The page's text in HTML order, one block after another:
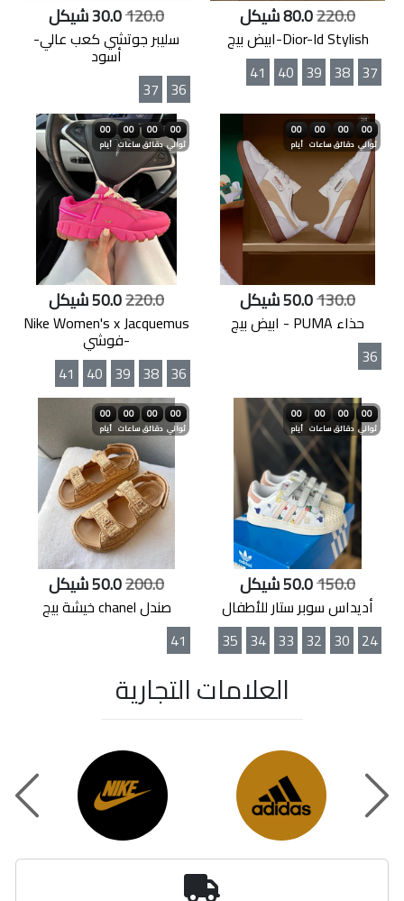
220.0
Dior-Id Stylish-ابيض بيج
37
38
39
40
41
120.0
سليبر جوتشي كعب عالي-
أسود
36
37
00
أيام
00
ساعات
00
دقائق
00
ثواني
130.0
حذاء PUMA - ابيض بيج
36
00
أيام
00
ساعات
00
دقائق
00
ثواني
220.0
Nike Women's x Jacquemus
-فوشي
36
38
39
40
41
00
أيام
00
ساعات
00
دقائق
00
ثواني
150.0
أديداس سوبر ستار للأطفال
24
30
32
33
34
35
00
أيام
00
ساعات
00
دقائق
00
ثواني
200.0
صندل chanel خيشة بيج
41
العلامات التجارية
Previous